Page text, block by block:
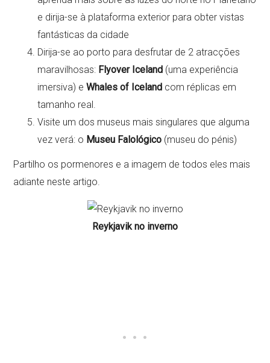
e dirija-se à plataforma exterior para obter vistas
fantásticas da cidade
Dirija-se ao porto para desfrutar de 2 atracções
maravilhosas: Flyover Iceland (uma experiência
imersiva) eWhales of Iceland com réplicas em
tamanho real.
Visite um dos museus mais singulares que alguma
vez verá: o Museu Falológico (museu do pénis)
Partilho os pormenores e a imagem de todos eles mais
adiante neste artigo.
Reykjavik no inverno